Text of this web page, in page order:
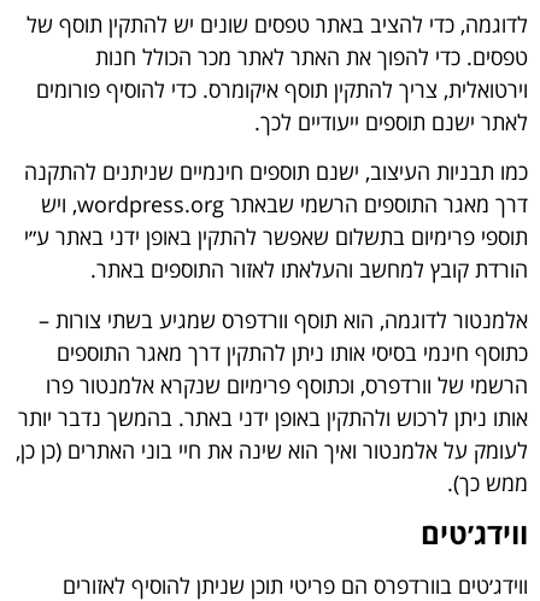
לדוגמה, כדי להציב באתר טפסים שונים יש להתקין תוסף של
טפסים. כדי להפוך את האתר לאתר מכר הכולל חנות
וירטואלית, צריך להתקין תוסף איקומרס. כדי להוסיף פורומים
לאתר ישנם תוספים ייעודיים לכך.
כמו תבניות העיצוב, ישנם תוספים חינמיים שניתנים להתקנה
דרך מאגר התוספים הרשמי שבאתר wordpress.org, ויש
תוספי פרימיום בתשלום שאפשר להתקין באופן ידני באתר ע״י
הורדת קובץ למחשב והעלאתו לאזור התוספים באתר.
אלמנטור לדוגמה, הוא תוסף וורדפרס שמגיע בשתי צורות –
כתוסף חינמי בסיסי אותו ניתן להתקין דרך מאגר התוספים
הרשמי של וורדפרס, וכתוסף פרימיום שנקרא אלמנטור פרו
אותו ניתן לרכוש ולהתקין באופן ידני באתר. בהמשך נדבר יותר
לעומק על אלמנטור ואיך הוא שינה את חיי בוני האתרים (כן כן,
ממש כך).
ווידג׳טים
ווידג׳טים בוורדפרס הם פריטי תוכן שניתן להוסיף לאזורים